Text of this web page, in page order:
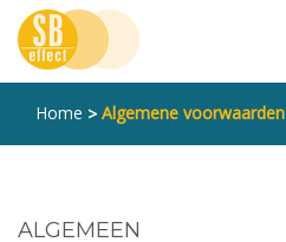
Overslaan
en
naar
de
inhoud
gaan
Home > Algemene voorwaarden
ALGEMEEN